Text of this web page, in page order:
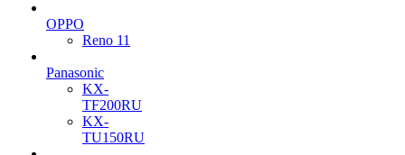
OPPO
Reno 11
Panasonic
KX-
TF200RU
KX-
TU150RU